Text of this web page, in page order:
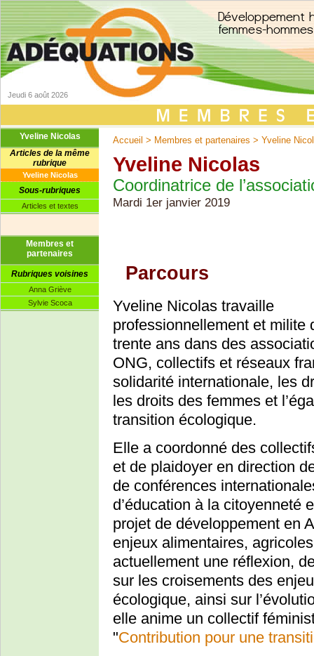
Jeudi 6 août 2026
Yveline Nicolas
Articles de la même
rubrique
Yveline Nicolas
Sous-rubriques
Articles et textes
Membres et
partenaires
Rubriques voisines
Anna Griève
Sylvie Scoca
Accueil > Membres et partenaires > Yveline
Yveline Nicolas
Coordinatrice de
Mardi 1er janvier 2019
Parcours
Yveline Nicolas travaille
professionnellement et milite
trente ans dans des
ONG, collectifs et réseaux
solidarité internationale, les
les droits des femmes et
transition écologique.
Elle a coordonné des
et de plaidoyer en direction
de conférences
d’éducation à la citoyenneté
projet de développement en
enjeux alimentaires,
actuellement une réflexion,
sur les croisements des
écologique, ainsi sur
elle anime un collectif
"Contribution pour une